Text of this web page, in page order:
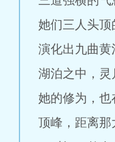
她们三人头顶
演化出九曲黄
湖泊之中，灵
她的修为，
顶峰，距离那